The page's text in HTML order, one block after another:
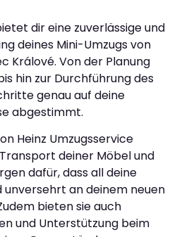
dir eine zuverlässige und
deines Mini-Umzugs von
Králové. Von der Planung
hin zur Durchführung des
genau auf deine
abgestimmt.
Heinz Umzugsservice
deiner Möbel und
dafür, dass all deine
unversehrt an deinem neuen
bieten sie auch
und Unterstützung beim